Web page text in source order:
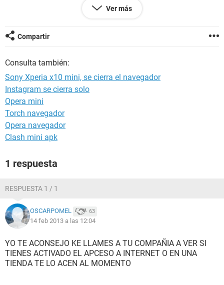
Ver más
Compartir
Consulta también:
Sony Xperia x10 mini, se cierra el navegador
Instagram se cierra solo
Opera mini
Torch navegador
Opera navegador
Clash mini apk
1 respuesta
RESPUESTA 1 / 1
OSCARPOMEL 63
14 feb 2013 a las 12:04
YO TE ACONSEJO KE LLAMES A TU COMPAÑIA A VER SI
TIENES ACTIVADO EL APCESO A INTERNET O EN UNA
TIENDA TE LO ACEN AL MOMENTO